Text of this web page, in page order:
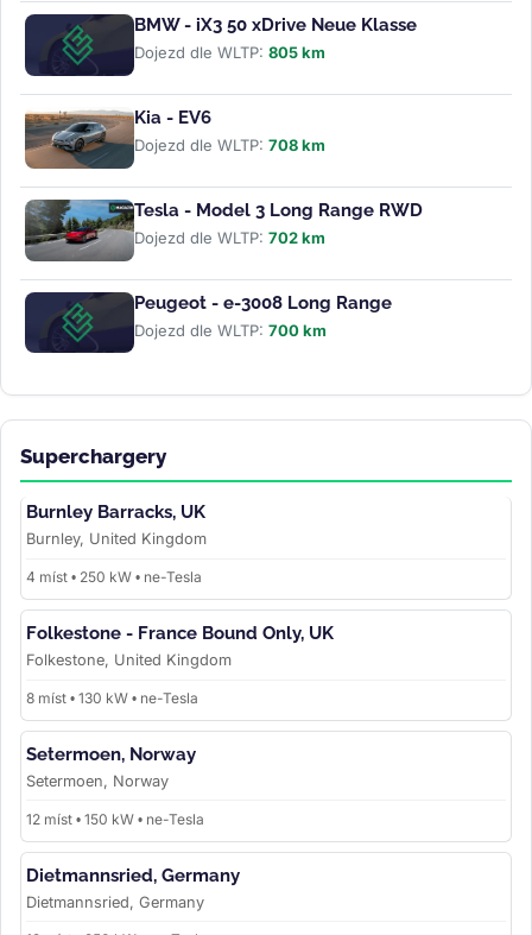
BMW - iX3 50 xDrive Neue Klasse
Dojezd dle WLTP: 805 km
Kia - EV6
Dojezd dle WLTP: 708 km
Tesla - Model 3 Long Range RWD
Dojezd dle WLTP: 702 km
Peugeot - e-3008 Long Range
Dojezd dle WLTP: 700 km
Superchargery
Burnley Barracks, UK
Burnley, United Kingdom
4 míst • 250 kW • ne-Tesla
Folkestone - France Bound Only, UK
Folkestone, United Kingdom
8 míst • 130 kW • ne-Tesla
Setermoen, Norway
Setermoen, Norway
12 míst • 150 kW • ne-Tesla
Dietmannsried, Germany
Dietmannsried, Germany